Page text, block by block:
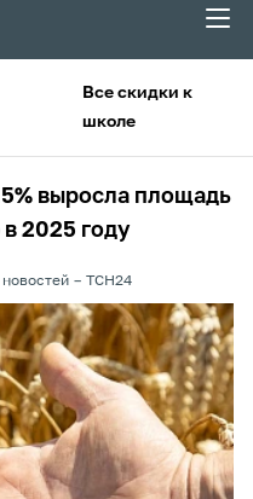
Все скидки к
школе
выросла площадь
2025 году
ТСН24